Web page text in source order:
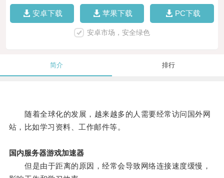
安卓下载 苹果下载 PC下载
安卓市场，安全绿色
简介 排行
随着全球化的发展，越来越多的人需要经常访问国外网
站，比如学习资料、工作邮件等。
国内服务器游戏加速器
但是由于距离的原因，经常会导致网络连接速度缓慢，